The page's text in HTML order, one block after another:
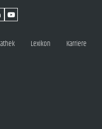
Lexikon Karriere